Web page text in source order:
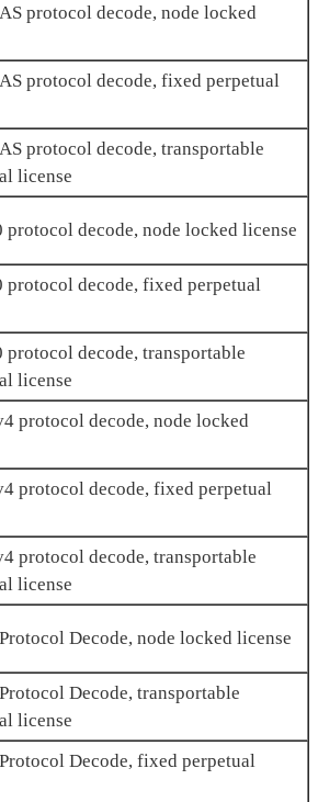
protocol decode, node locked
protocol decode, fixed perpetual
protocol decode, transportable
license
protocol decode, node locked license
protocol decode, fixed perpetual
protocol decode, transportable
license
protocol decode, node locked
protocol decode, fixed perpetual
protocol decode, transportable
license
Decode, node locked license
Decode, transportable
license
Decode, fixed perpetual